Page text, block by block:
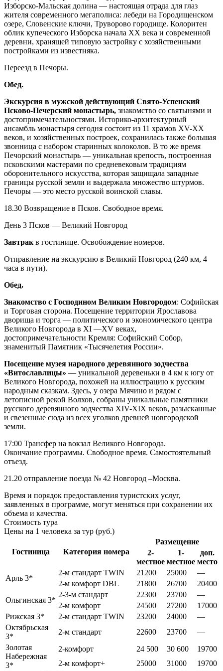
Изборско-Мальская долина — настоящая отрада для глаз
жителя современного мегаполиса: лебеди на Городищенском
озере, Словенские ключи, Труворово городище. Колоритен
облик купеческого Изборска начала ХХ века и современной
деревни, хранящей типовую застройку с хозяйственными
постройками из известняка.
Переезд в Печоры.
Обед.
Экскурсия в мужской действующий Свято-Успенский
Псково-Печерский монастырь, знакомство со святынями и
достопримечательностями. Историко-архитектурный
ансамбль монастыря сегодня состоит из 11 храмов XV-XX
веков, и хозяйственных построек, сохранилась также большая
звонница с набором старинных колоколов. В то же время
Печорский монастырь — уникальная крепость, построенная
псковскими мастерами по средневековым традициям
оборонительного искусства, которая защищала западные
границы русской земли и выдержала множество штурмов.
Печоры — это место русской воинской славы.
18.30 Возвращение в Псков. Свободное время.
День 3 Псков — Великий Новгород
Завтрак в гостинице. Освобождение номеров.
Отправление на экскурсию в Великий Новгород (240 км, 4
часа в пути).
Обед.
Знакомство с Господином Великим Новгородом: Софийская
и Торговая сторона. Посещение территории Ярославова
дворища и торга — политического и экономического центра
Великого Новгорода в XI —XV веках,
достопримечательности Кремля: Софийский Собор,
знаменитый Памятник «Тысячелетия России».
Посещение музея народного деревянного зодчества
«Витославлицы» — уникальной деревеньки в 4 км к югу от
Великого Новгорода, похожей на иллюстрацию к русским
народным сказкам. Здесь, у озера Мячино и рядом с
летописной рекой Волхов, собраны уникальные памятники
русского деревянного зодчества XIV-XIX веков, разысканные
и свезенные сюда из всех уголков древней новгородской
земли.
17:00 Трансфер на вокзал Великого Новгорода.
Окончание программы. Свободное время. Самостоятельный
отъезд.
21.20 отправление поезда № 42 Новгород –Москва.
Время и порядок предоставления туристских услуг,
заявленных в программе, могут меняться при сохранении их
объема и качества.
Стоимость тура
Цены на 1 человека за тур (руб.)
Гостиница Категория номера
Размещение
2-
местное
1-
местное
доп.
место
Арль 3*
2-м стандарт TWIN 21200 25000
—
2-м комфорт DBL
21800 26700
20400
Ольгинская 3*
2-3-м стандарт 22300 23700
—
2-м комфорт
24500 27200
17000
Рижская 3*
2-м стандарт TWIN 23200 24000
—
Октябрьская
3*
2-м стандарт 22600 23700
—
Золотая
Набережная
3*
2-комфорт 24 500 30 600
19700
2-м комфорт+
25000 31000
19700